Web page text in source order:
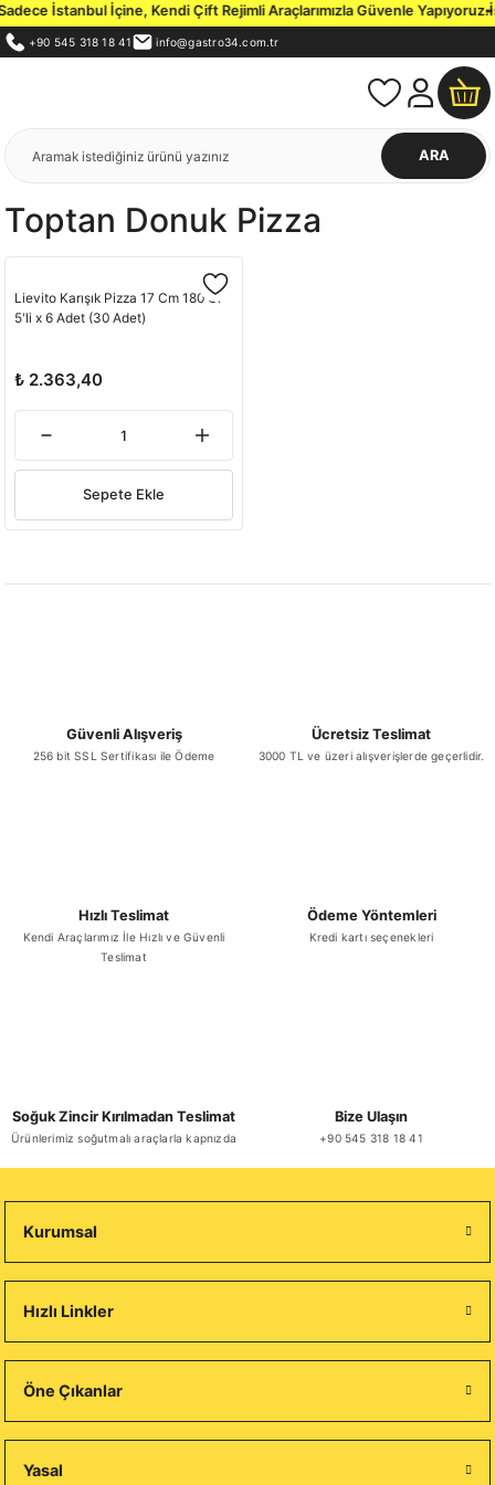
İstanbul İçine, Kendi Çift Rejimli Araçlarımızla Güvenle Yapıyoruz.
+90 545 318 18 41 info@gastro34.com.tr
ARA
Toptan Donuk Pizza
Lievito Karışık Pizza 17 Cm 180 Gr
5'li x 6 Adet (30 Adet)
₺ 2.363,40
Sepete Ekle
Güvenli Alışveriş
256 bit SSL Sertifikası ile Ödeme
Ücretsiz Teslimat
3000 TL ve üzeri alışverişlerde geçerlidir.
Hızlı Teslimat
Kendi Araçlarımız İle Hızlı ve Güvenli
Teslimat
Ödeme Yöntemleri
Kredi kartı seçenekleri
Soğuk Zincir Kırılmadan Teslimat
Ürünlerimiz soğutmalı araçlarla kapnızda
Bize Ulaşın
+90 545 318 18 41
Kurumsal
Hızlı Linkler
Öne Çıkanlar
Yasal